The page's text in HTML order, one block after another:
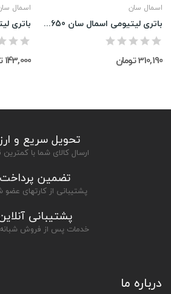
اسمال
143,000 تومان
اسمال سان
باتری لیتیومی اسمال سان 18650 (4800) میلی آمپر
310,190 تومان
تحویل سریع و
ارسال کالای شما با
تضمین پرداخت
پشتیبانی از کارتهای
پشتیبانی
خدمات پس از فروش
درباره ما